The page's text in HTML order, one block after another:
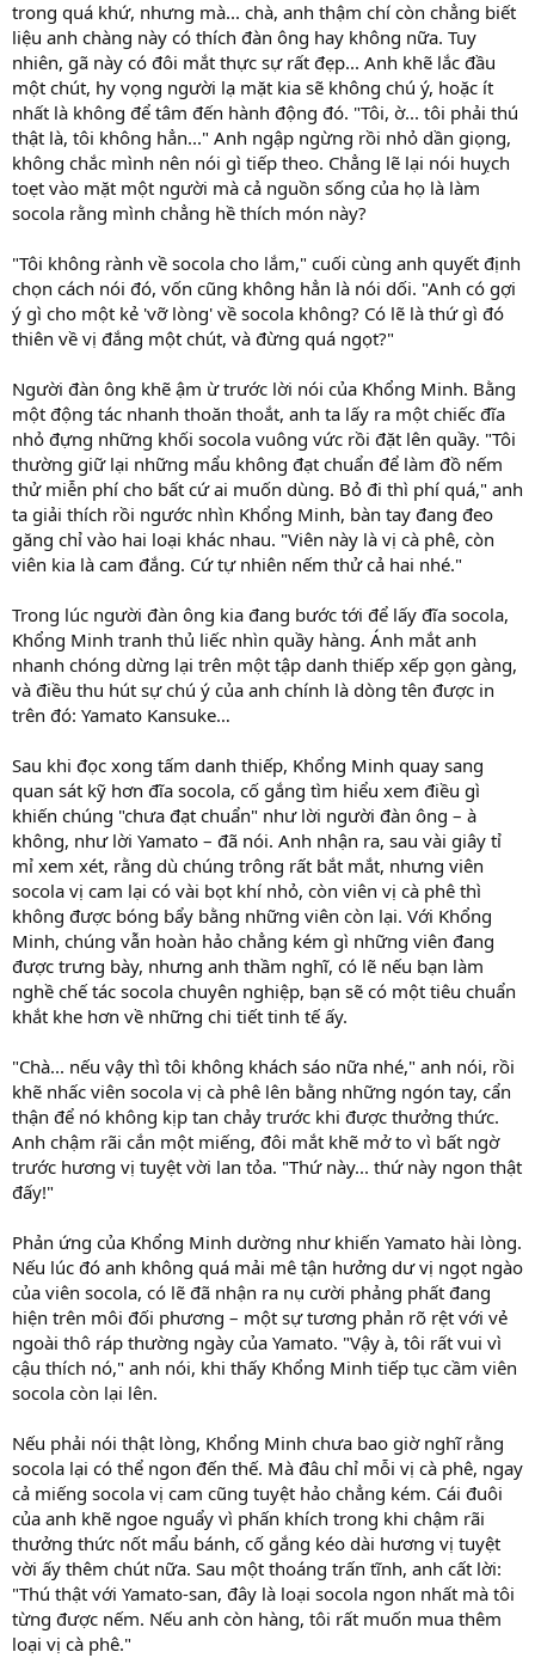
trong quá khứ, nhưng mà... chà, anh thậm chí còn chẳng biết
liệu anh chàng này có thích đàn ông hay không nữa. Tuy
nhiên, gã này có đôi mắt thực sự rất đẹp... Anh khẽ lắc đầu
một chút, hy vọng người lạ mặt kia sẽ không chú ý, hoặc ít
nhất là không để tâm đến hành động đó. "Tôi, ờ... tôi phải thú
thật là, tôi không hẳn..." Anh ngập ngừng rồi nhỏ dần giọng,
không chắc mình nên nói gì tiếp theo. Chẳng lẽ lại nói huỵch
toẹt vào mặt một người mà cả nguồn sống của họ là làm
socola rằng mình chẳng hề thích món này?
"Tôi không rành về socola cho lắm," cuối cùng anh quyết định
chọn cách nói đó, vốn cũng không hẳn là nói dối. "Anh có gợi
ý gì cho một kẻ 'vỡ lòng' về socola không? Có lẽ là thứ gì đó
thiên về vị đắng một chút, và đừng quá ngọt?"
Người đàn ông khẽ ậm ừ trước lời nói của Khổng Minh. Bằng
một động tác nhanh thoăn thoắt, anh ta lấy ra một chiếc đĩa
nhỏ đựng những khối socola vuông vức rồi đặt lên quầy. "Tôi
thường giữ lại những mẩu không đạt chuẩn để làm đồ nếm
thử miễn phí cho bất cứ ai muốn dùng. Bỏ đi thì phí quá," anh
ta giải thích rồi ngước nhìn Khổng Minh, bàn tay đang đeo
găng chỉ vào hai loại khác nhau. "Viên này là vị cà phê, còn
viên kia là cam đắng. Cứ tự nhiên nếm thử cả hai nhé."
Trong lúc người đàn ông kia đang bước tới để lấy đĩa socola,
Khổng Minh tranh thủ liếc nhìn quầy hàng. Ánh mắt anh
nhanh chóng dừng lại trên một tập danh thiếp xếp gọn gàng,
và điều thu hút sự chú ý của anh chính là dòng tên được in
trên đó: Yamato Kansuke…
Sau khi đọc xong tấm danh thiếp, Khổng Minh quay sang
quan sát kỹ hơn đĩa socola, cố gắng tìm hiểu xem điều gì
khiến chúng "chưa đạt chuẩn" như lời người đàn ông – à
không, như lời Yamato – đã nói. Anh nhận ra, sau vài giây tỉ
mỉ xem xét, rằng dù chúng trông rất bắt mắt, nhưng viên
socola vị cam lại có vài bọt khí nhỏ, còn viên vị cà phê thì
không được bóng bẩy bằng những viên còn lại. Với Khổng
Minh, chúng vẫn hoàn hảo chẳng kém gì những viên đang
được trưng bày, nhưng anh thầm nghĩ, có lẽ nếu bạn làm
nghề chế tác socola chuyên nghiệp, bạn sẽ có một tiêu chuẩn
khắt khe hơn về những chi tiết tinh tế ấy.
"Chà... nếu vậy thì tôi không khách sáo nữa nhé," anh nói, rồi
khẽ nhấc viên socola vị cà phê lên bằng những ngón tay, cẩn
thận để nó không kịp tan chảy trước khi được thưởng thức.
Anh chậm rãi cắn một miếng, đôi mắt khẽ mở to vì bất ngờ
trước hương vị tuyệt vời lan tỏa. "Thứ này... thứ này ngon thật
đấy!"
Phản ứng của Khổng Minh dường như khiến Yamato hài lòng.
Nếu lúc đó anh không quá mải mê tận hưởng dư vị ngọt ngào
của viên socola, có lẽ đã nhận ra nụ cười phảng phất đang
hiện trên môi đối phương – một sự tương phản rõ rệt với vẻ
ngoài thô ráp thường ngày của Yamato. "Vậy à, tôi rất vui vì
cậu thích nó," anh nói, khi thấy Khổng Minh tiếp tục cầm viên
socola còn lại lên.
Nếu phải nói thật lòng, Khổng Minh chưa bao giờ nghĩ rằng
socola lại có thể ngon đến thế. Mà đâu chỉ mỗi vị cà phê, ngay
cả miếng socola vị cam cũng tuyệt hảo chẳng kém. Cái đuôi
của anh khẽ ngoe nguẩy vì phấn khích trong khi chậm rãi
thưởng thức nốt mẩu bánh, cố gắng kéo dài hương vị tuyệt
vời ấy thêm chút nữa. Sau một thoáng trấn tĩnh, anh cất lời:
"Thú thật với Yamato-san, đây là loại socola ngon nhất mà tôi
từng được nếm. Nếu anh còn hàng, tôi rất muốn mua thêm
loại vị cà phê."